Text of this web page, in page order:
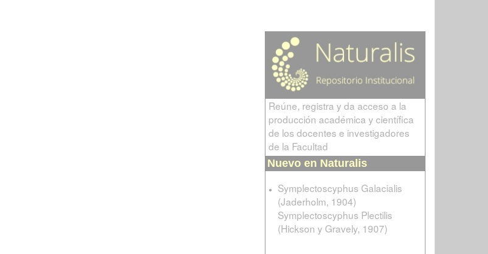
Reúne, registra y da acceso a la
producción académica y científica
de los docentes e investigadores
de la Facultad
Nuevo en Naturalis
Symplectoscyphus Galacialis
(Jaderholm, 1904)
Symplectoscyphus Plectilis
(Hickson y Gravely, 1907)